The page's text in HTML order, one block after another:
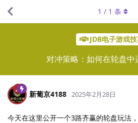
JDB电子游戏
对冲策略：如何在轮盘中
1 / 1 条
新葡京4188 2025年2月28日
今天在这里公开一个3路齐赢的轮盘玩法